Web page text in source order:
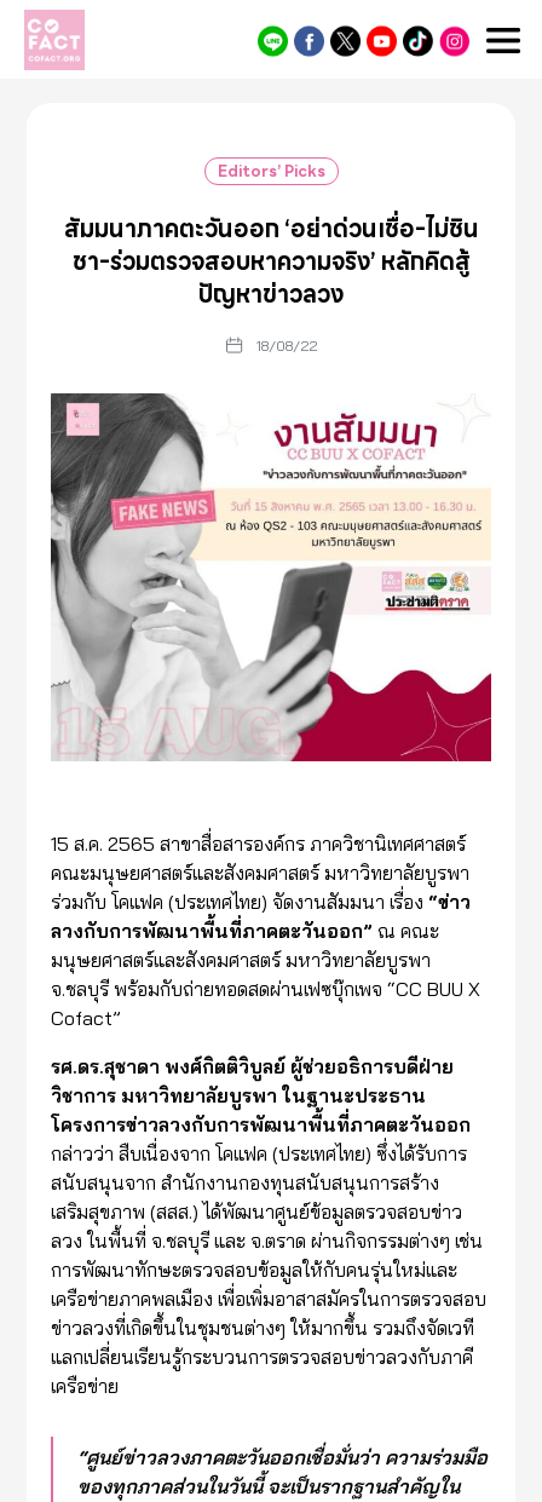
Cofact
Editors’ Picks
สัมมนาภาคตะวันออก ‘อย่าด่วนเชื่อ-ไม่ชิน
ชา-ร่วมตรวจสอบหาความจริง’ หลักคิดสู้
ปัญหาข่าวลวง
18/08/22
15 ส.ค. 2565 สาขาสื่อสารองค์กร ภาควิชานิเทศศาสตร์
คณะมนุษยศาสตร์และสังคมศาสตร์ มหาวิทยาลัยบูรพา
ร่วมกับ โคแฟค (ประเทศไทย) จัดงานสัมมนา เรื่อง “ข่าว
ลวงกับการพัฒนาพื้นที่ภาคตะวันออก” ณ คณะ
มนุษยศาสตร์และสังคมศาสตร์ มหาวิทยาลัยบูรพา
จ.ชลบุรี พร้อมกับถ่ายทอดสดผ่านเฟซบุ๊กเพจ “CC BUU X
Cofact”
รศ.ดร.สุชาดา พงศ์กิตติวิบูลย์ ผู้ช่วยอธิการบดีฝ่าย
วิชาการ มหาวิทยาลัยบูรพา ในฐานะประธาน
โครงการข่าวลวงกับการพัฒนาพื้นที่ภาคตะวันออก
กล่าวว่า สืบเนื่องจาก โคแฟค (ประเทศไทย) ซึ่งได้รับการ
สนับสนุนจาก สำนักงานกองทุนสนับสนุนการสร้าง
เสริมสุขภาพ (สสส.) ได้พัฒนาศูนย์ข้อมูลตรวจสอบข่าว
ลวง ในพื้นที่ จ.ชลบุรี และ จ.ตราด ผ่านกิจกรรมต่างๆ เช่น
การพัฒนาทักษะตรวจสอบข้อมูลให้กับคนรุ่นใหม่และ
เครือข่ายภาคพลเมือง เพื่อเพิ่มอาสาสมัครในการตรวจสอบ
ข่าวลวงที่เกิดขึ้นในชุมชนต่างๆ ให้มากขึ้น รวมถึงจัดเวที
แลกเปลี่ยนเรียนรู้กระบวนการตรวจสอบข่าวลวงกับภาคี
เครือข่าย
“ศูนย์ข่าวลวงภาคตะวันออกเชื่อมั่นว่า ความร่วมมือ
ของทุกภาคส่วนในวันนี้ จะเป็นรากฐานสำคัญใน